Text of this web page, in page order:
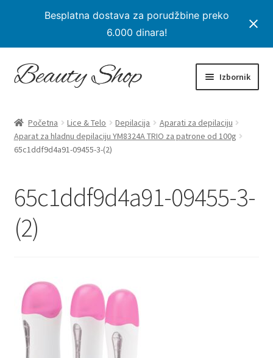
Besplatna dostava za porudžbine preko
6.000 dinara!
Preskoči
na
Skoči
na
Izbornik
Proizvodi
Proširi
Moj nalog
Checkout
Lista Želja
Kontakt
Početna Lice & Telo Depilacija
Aparati za depilaciju
Aparat za hladnu depilaciju YM8324A TRIO za patrone od 100g
65c1ddf9d4a91-09455-3-(2)
65c1ddf9d4a91-09455-3-
(2)